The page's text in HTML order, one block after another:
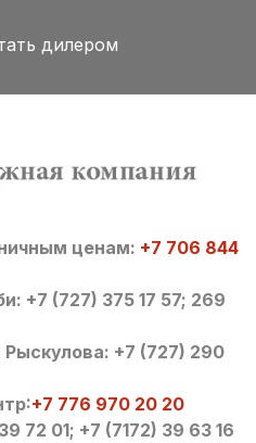
дилером
ценам: +7 706 844
+7 (727) 375 17 57; 269
+7 (727) 290
+7 776 970 20 20
72 01; +7 (7172) 39 63 16